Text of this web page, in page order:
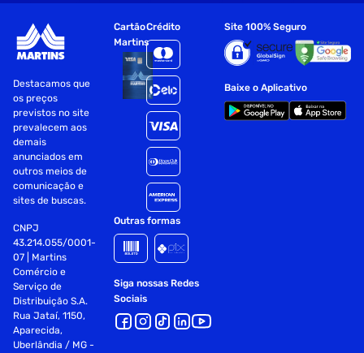
Destacamos que
os preços
previstos no site
prevalecem aos
demais
anunciados em
outros meios de
comunicação e
sites de buscas.
CNPJ
43.214.055/0001-
07 | Martins
Comércio e
Serviço de
Distribuição S.A.
Rua Jataí, 1150,
Aparecida,
Uberlândia / MG -
Cartão
Martins
Crédito
Outras formas
Siga nossas Redes
Sociais
Site 100% Seguro
Baixe o Aplicativo